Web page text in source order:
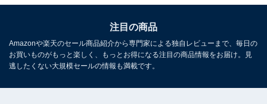
注目の商品
Amazonや楽天のセール商品紹介から専門家による独自レビューまで、毎日の
お買いものがもっと楽しく、もっとお得になる注目の商品情報をお届け。見
逃したくない大規模セールの情報も満載です。